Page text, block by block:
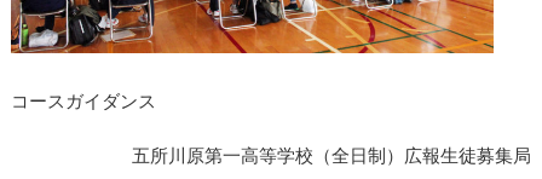
コースガイダンス
五所川原第一高等学校（全日制）広報生徒募集局